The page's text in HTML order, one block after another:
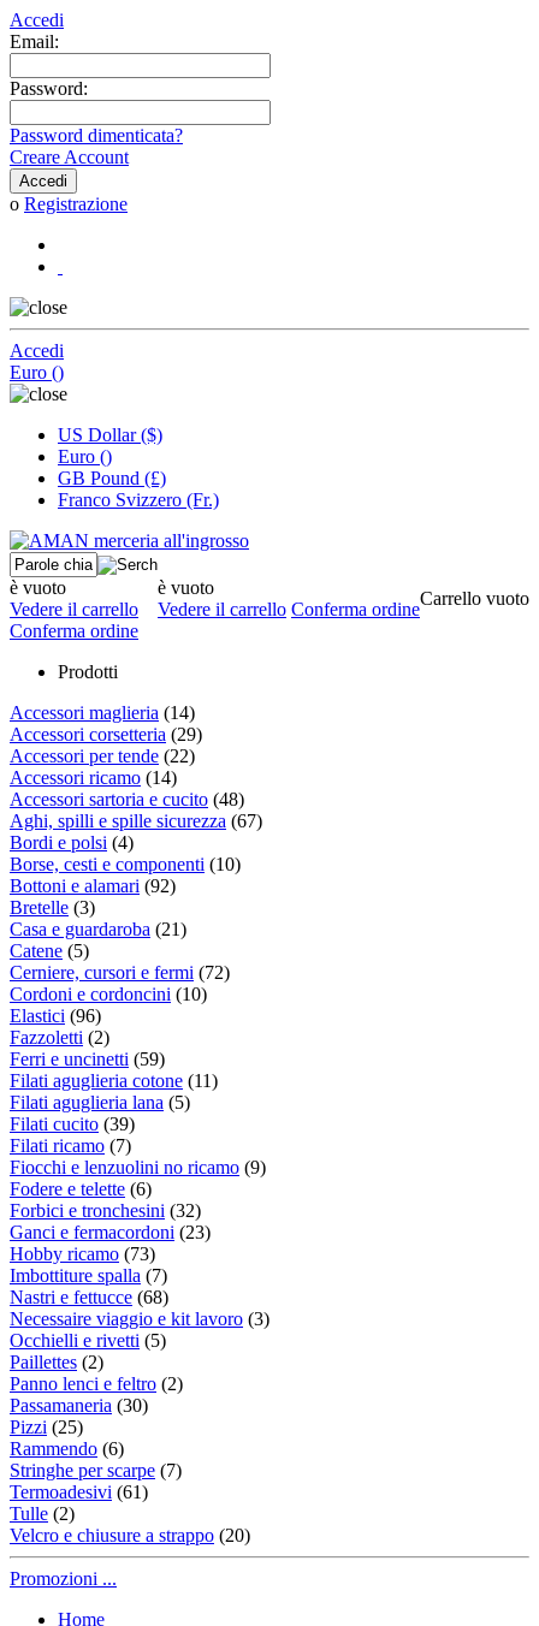
Accedi
Email:
Password:
Password dimenticata?
Creare Account
o Registrazione
Accedi
Euro ()
US Dollar ($)
Euro ()
GB Pound (£)
Franco Svizzero (Fr.)
è vuoto
Vedere il carrello Conferma ordine
Carrello vuoto
è vuoto
Vedere il carrello
Conferma ordine
Prodotti
Accessori maglieria (14)
Accessori corsetteria (29)
Accessori per tende (22)
Accessori ricamo (14)
Accessori sartoria e cucito (48)
Aghi, spilli e spille sicurezza (67)
Bordi e polsi (4)
Borse, cesti e componenti (10)
Bottoni e alamari (92)
Bretelle (3)
Casa e guardaroba (21)
Catene (5)
Cerniere, cursori e fermi (72)
Cordoni e cordoncini (10)
Elastici (96)
Fazzoletti (2)
Ferri e uncinetti (59)
Filati aguglieria cotone (11)
Filati aguglieria lana (5)
Filati cucito (39)
Filati ricamo (7)
Fiocchi e lenzuolini no ricamo (9)
Fodere e telette (6)
Forbici e tronchesini (32)
Ganci e fermacordoni (23)
Hobby ricamo (73)
Imbottiture spalla (7)
Nastri e fettucce (68)
Necessaire viaggio e kit lavoro (3)
Occhielli e rivetti (5)
Paillettes (2)
Panno lenci e feltro (2)
Passamaneria (30)
Pizzi (25)
Rammendo (6)
Stringhe per scarpe (7)
Termoadesivi (61)
Tulle (2)
Velcro e chiusure a strappo (20)
Promozioni ...
Home